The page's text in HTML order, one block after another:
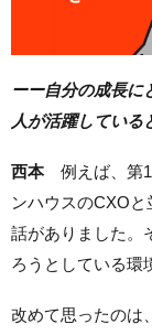
ーー自分の成長に
人が活躍している
西本例えば、第1
ンハウスのCXO
話がありました。
ろうとしている環
改めて思ったのは